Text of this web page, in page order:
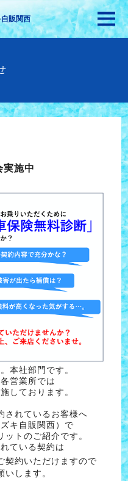
販関西
施中
本社部門です。
営業所では
しております。
されているお客様へ
キ自販関西）で
トのご紹介です。
ている契約は
契約いただけますので
します。